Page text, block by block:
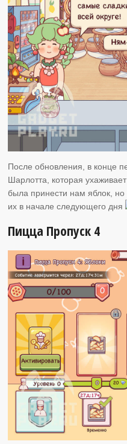
После обновления, в конце
Шарлотта, которая
была принести нам яблок,
их в начале следующего дня
Пицца Пропуск 4